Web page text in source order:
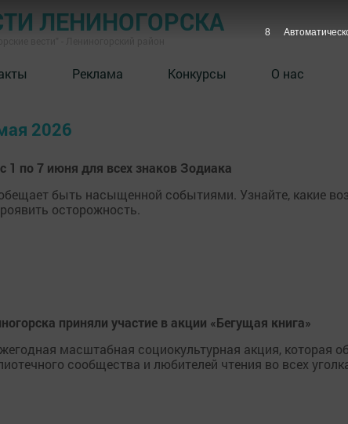
ЛЕНИНОГОРСКА
Реклама Конкурсы О нас
2026
1 по 7 июня для всех знаков Зодиака
быть насыщенной событиями. Узнайте, какие
осторожность.
приняли участие в акции «Бегущая книга»
масштабная социокультурная акция, которая
сообщества и любителей чтения во всех
7